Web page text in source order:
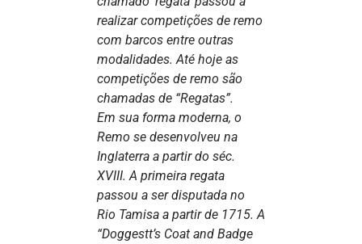
realizar competições de remo
com barcos entre outras
modalidades. Até hoje as
competições de remo são
chamadas de “Regatas”.
Em sua forma moderna, o
Remo se desenvolveu na
Inglaterra a partir do séc.
XVIII. A primeira regata
passou a ser disputada no
Rio Tamisa a partir de 1715. A
“Doggestt’s Coat and Badge